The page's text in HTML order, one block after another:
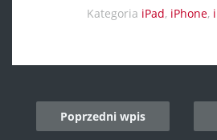
Kategoria iPad, iPhone,
Post
navigation
Poprzedni wpis